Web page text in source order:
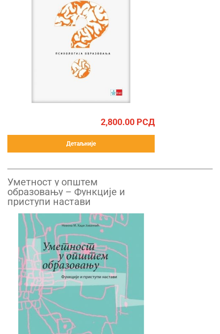
2,800.00 РСД
Детаљније
Уметност у општем
образовању – Функције и
приступи настави